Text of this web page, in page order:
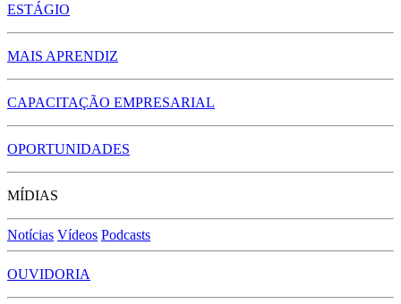
ESTÁGIO
MAIS APRENDIZ
CAPACITAÇÃO EMPRESARIAL
OPORTUNIDADES
MÍDIAS
Notícias Vídeos Podcasts
OUVIDORIA